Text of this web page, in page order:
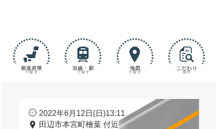
都道府県
で探す
沿線・駅
で探す
地図
で探す
こだわり
条件
2022年6月12日(日)13:11
田辺市本宮町檜葉 付近